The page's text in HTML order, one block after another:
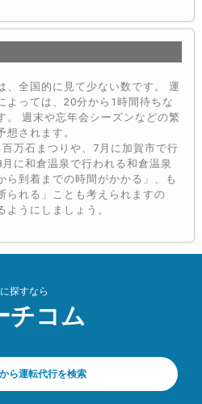
、全国的に見て少ない数です。 運
よっては、20分から1時間待ちな
。 週末や忘年会シーズンなどの繁
されます。
万石まつりや、7月に加賀市で行
に和倉温泉で行われる和倉温泉
ら到着までの時間がかかる」、も
られる」ことも考えられますの
うにしましょう。
探すなら
チコム
ら運転代行を検索